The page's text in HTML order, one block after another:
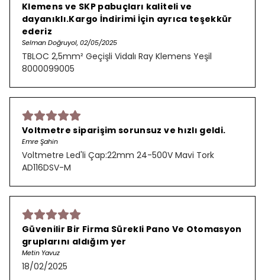
Klemens ve SKP pabuçları kaliteli ve
dayanıklı.Kargo İndirimi İçin ayrıca teşekkür
ederiz
Selman Doğruyol, 02/05/2025
TBLOC 2,5mm² Geçişli Vidalı Ray Klemens Yeşil
8000099005
Voltmetre siparişim sorunsuz ve hızlı geldi.
Emre Şahin
Voltmetre Led'li Çap:22mm 24-500V Mavi Tork
AD116DSV-M
Güvenilir Bir Firma Sürekli Pano Ve Otomasyon
gruplarını aldığım yer
Metin Yavuz
18/02/2025